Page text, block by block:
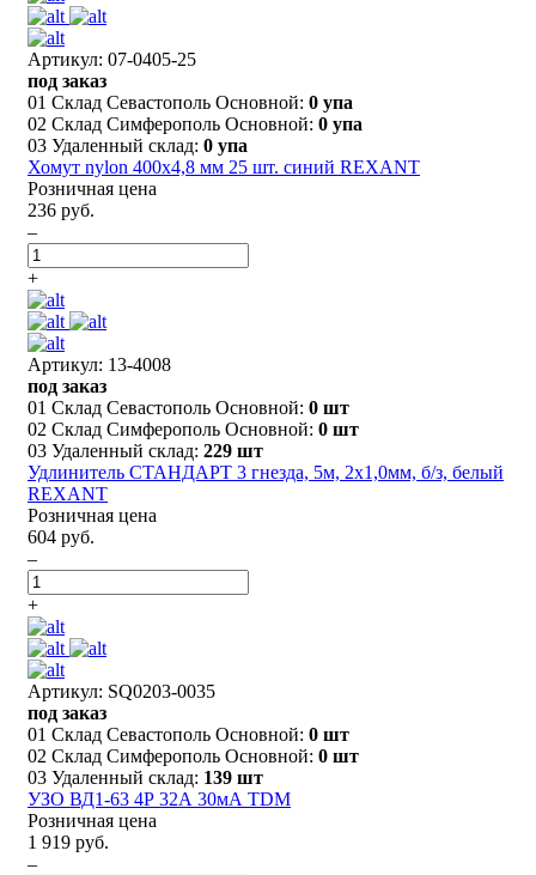
Артикул: 07-0405-25
под заказ
01 Склад Севастополь Основной: 0 упа
02 Склад Симферополь Основной: 0 упа
03 Удаленный склад: 0 упа
Хомут nylon 400x4,8 мм 25 шт. синий REXANT
Розничная цена
236 руб.
–
+
Артикул: 13-4008
под заказ
01 Склад Севастополь Основной: 0 шт
02 Склад Симферополь Основной: 0 шт
03 Удаленный склад: 229 шт
Удлинитель СТАНДАРТ 3 гнезда, 5м, 2х1,0мм, б/з, белый
REXANT
Розничная цена
604 руб.
–
+
Артикул: SQ0203-0035
под заказ
01 Склад Севастополь Основной: 0 шт
02 Склад Симферополь Основной: 0 шт
03 Удаленный склад: 139 шт
УЗО ВД1-63 4Р 32А 30мА TDM
Розничная цена
1 919 руб.
–